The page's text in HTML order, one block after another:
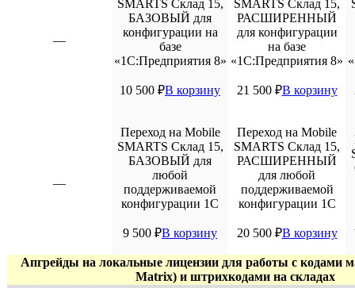
—
SMARTS Склад 15,
БАЗОВЫЙ для
конфигурации на
базе
«1С:Предприятия 8»
10 500 ₽В корзину
SMARTS Склад 15,
РАСШИРЕННЫЙ
для конфигурации
на базе
«1С:Предприятия 8»
21 500 ₽В корзину
—
Переход на Mobile
SMARTS Склад 15,
БАЗОВЫЙ для
любой
поддерживаемой
конфигурации 1С
9 500 ₽В корзину
Переход на Mobile
SMARTS Склад 15,
РАСШИРЕННЫЙ
для любой
поддерживаемой
конфигурации 1С
20 500 ₽В корзину
Апгрейды на локальные лицензии для работы с кодами
Matrix) и штрихкодами на складах